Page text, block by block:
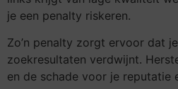
je een penalty riskeren.
Zo’n penalty zorgt ervoor dat
zoekresultaten verdwijnt.
en de schade voor je reputatie